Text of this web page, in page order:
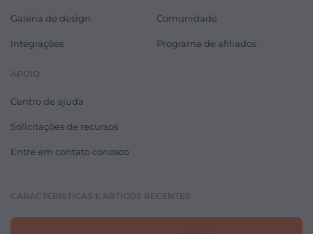
Galeria de design
Integrações
Comunidade
Programa de afiliados
APOIO
Centro de ajuda
Solicitações de recursos
Entre em contato conosco
CARACTERÍSTICAS E ARTIGOS RECENTES